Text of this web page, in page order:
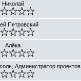
Николай
Петровский
Алёка
Администратор проектов